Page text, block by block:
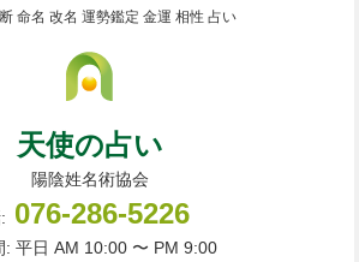
命名 改名 運勢鑑定 金運 相性 占い
天使の占い
陽陰姓名術協会
076-286-5226
: 平日 AM 10:00 〜 PM 9:00